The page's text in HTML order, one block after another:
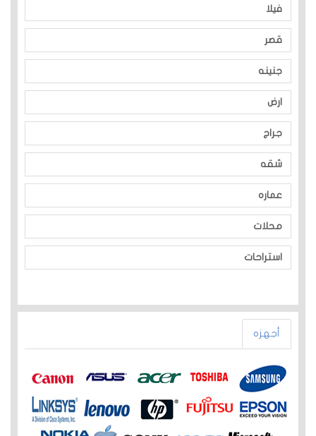
فيلا
قصر
جنينه
ارض
جراج
شقه
عماره
محلات
استراحات
أجهزه